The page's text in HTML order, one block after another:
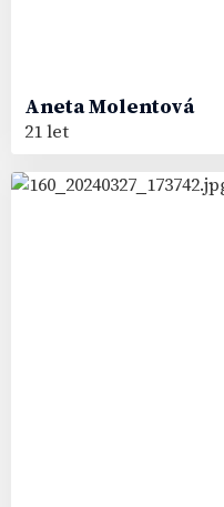
AnetaMolentová
21 let
70